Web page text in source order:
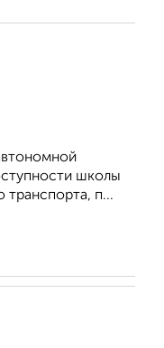
школы
транспорта, п...